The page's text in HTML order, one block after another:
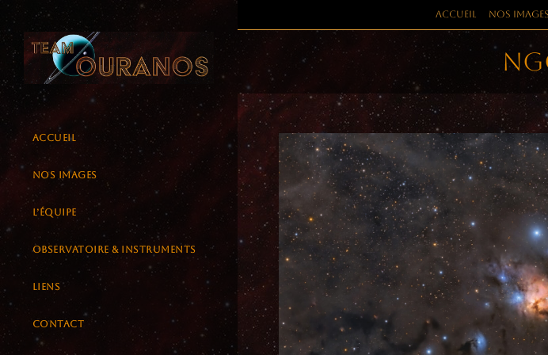
to
content
Accueil Nos images
ACCUEIL
NOS IMAGES
L’ÉQUIPE
OBSERVATOIRE & INSTRUMENTS
LIENS
CONTACT